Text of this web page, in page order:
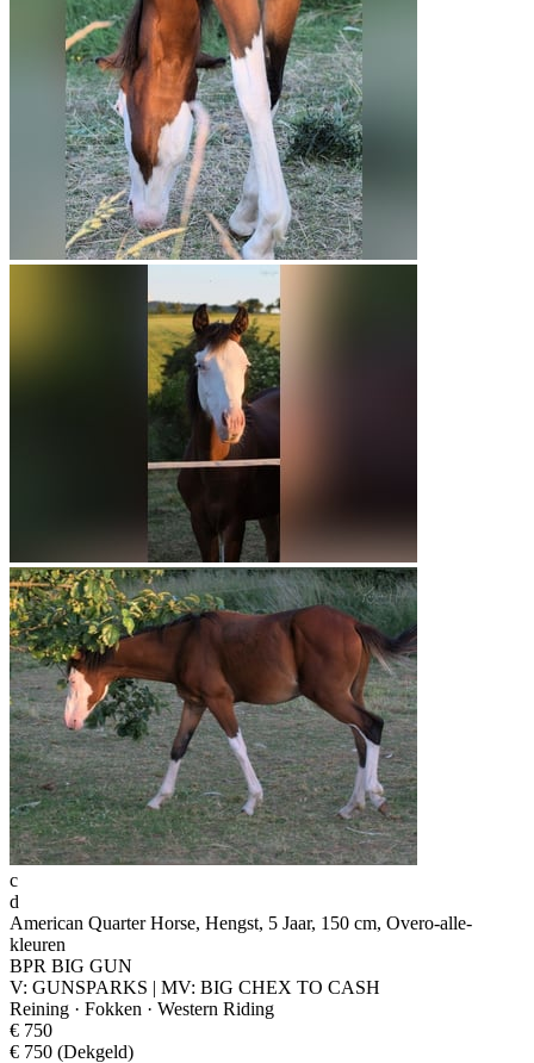
c
d
American Quarter Horse, Hengst, 5 Jaar, 150 cm, Overo-alle-
kleuren
BPR BIG GUN
V: GUNSPARKS | MV: BIG CHEX TO CASH
Reining · Fokken · Western Riding
€ 750
€ 750 (Dekgeld)